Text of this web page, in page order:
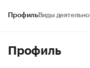
ПрофильВиды
Профиль